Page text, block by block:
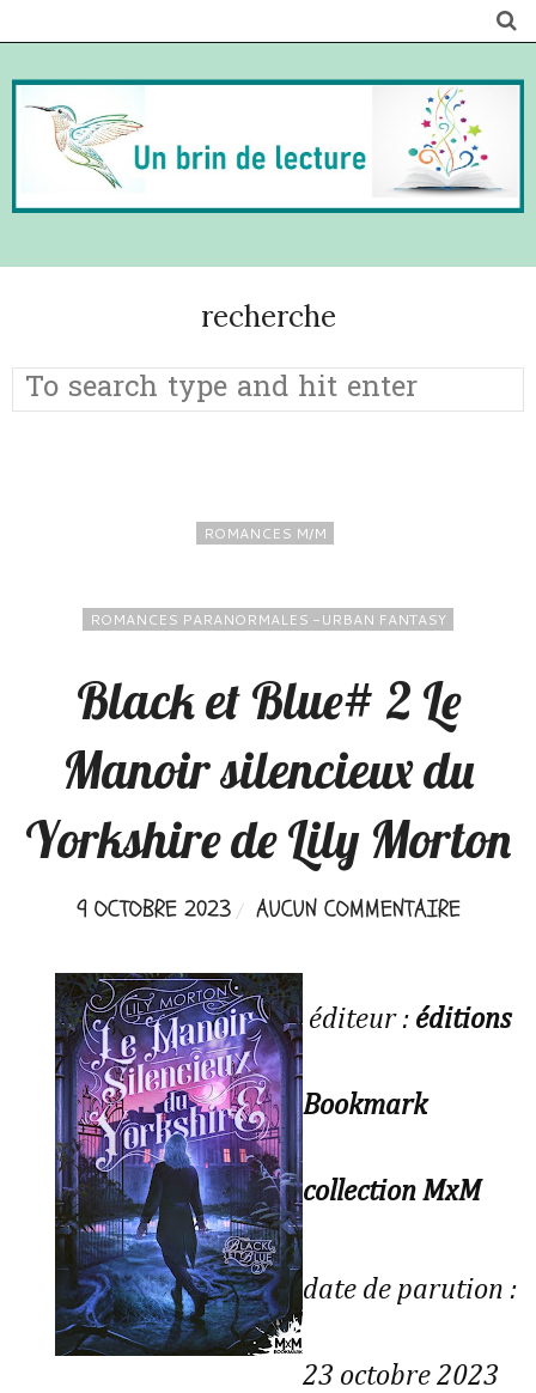
recherche
ROMANCES M/M
ROMANCES PARANORMALES -URBAN FANTASY
Black et Blue# 2 Le
Manoir silencieux du
Yorkshire de Lily Morton
9 OCTOBRE 2023 AUCUN COMMENTAIRE
éditeur : éditions
Bookmark
collection MxM
date de parution :
23 octobre 2023